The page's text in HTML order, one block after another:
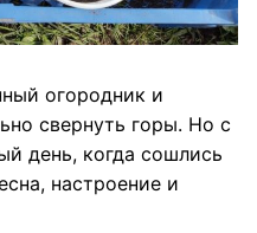
огородник и
свернуть горы. Но с
день, когда сошлись
настроение и